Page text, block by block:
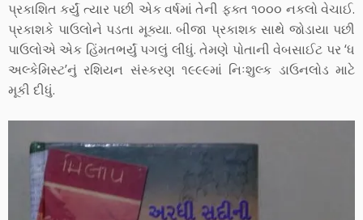
પ્રકાશિત કર્યું ત્યાર પછી એક વર્ષમાં તેની ફક્ત ૧૦૦૦ નકલો વેચાઈ.
પ્રકાશકે પાઉલોને પડતા મૂક્યા. બીજા પ્રકાશક સાથે જોડાયા પછી
પાઉલોએ એક હિંમતભર્યું પગલું લીધું. તેમણે પોતાની વેબસાઈટ પર ‘ધ
અલ્કેમિસ્ટ’નું રશિયન સંસ્કરણ ૧૯૯૯માં નિઃશુલ્ક ડાઉનલોડ માટે
મૂકી દીધું.